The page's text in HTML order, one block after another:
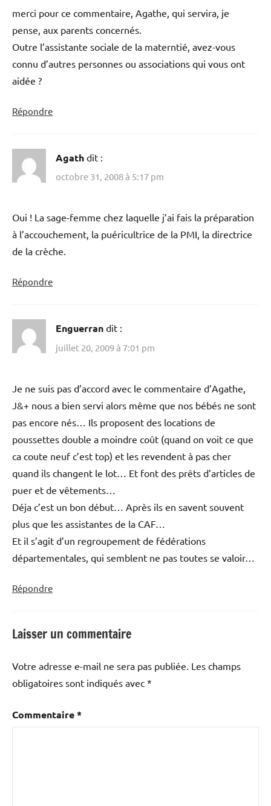
merci pour ce commentaire, Agathe, qui servira, je
pense, aux parents concernés.
Outre l’assistante sociale de la materntié, avez-vous
connu d’autres personnes ou associations qui vous ont
aidée ?
Répondre
Agath dit :
octobre 31, 2008 à 5:17 pm
Oui ! La sage-femme chez laquelle j’ai fais la préparation
à l’accouchement, la puéricultrice de la PMI, la directrice
de la crèche.
Répondre
Enguerran dit :
juillet 20, 2009 à 7:01 pm
Je ne suis pas d’accord avec le commentaire d’Agathe,
J&+ nous a bien servi alors même que nos bébés ne sont
pas encore nés… Ils proposent des locations de
poussettes double a moindre coût (quand on voit ce que
ca coute neuf c’est top) et les revendent à pas cher
quand ils changent le lot… Et font des prêts d’articles de
puer et de vêtements…
Déja c’est un bon début… Après ils en savent souvent
plus que les assistantes de la CAF…
Et il s’agit d’un regroupement de fédérations
départementales, qui semblent ne pas toutes se valoir…
Répondre
Laisser un commentaire
Votre adresse e-mail ne sera pas publiée. Les champs
obligatoires sont indiqués avec *
Commentaire*